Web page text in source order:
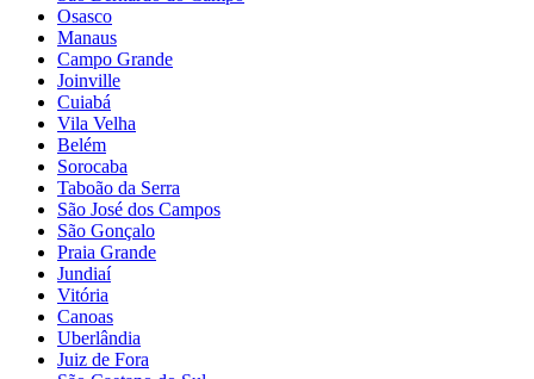
Osasco
Manaus
Campo Grande
Joinville
Cuiabá
Vila Velha
Belém
Sorocaba
Taboão da Serra
São José dos Campos
São Gonçalo
Praia Grande
Jundiaí
Vitória
Canoas
Uberlândia
Juiz de Fora